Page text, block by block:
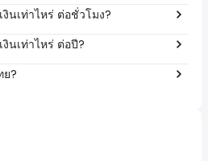
นเท่าไหร่ ต่อชั่วโมง?
นเท่าไหร่ ต่อปี?
ย?